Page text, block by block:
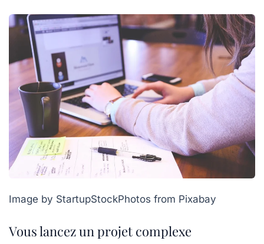
Image by StartupStockPhotos from Pixabay
Vous lancez un projet complexe